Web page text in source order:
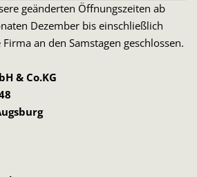
geänderten Öffnungszeiten ab
Dezember bis einschließlich
an den Samstagen geschlossen.
& Co.KG